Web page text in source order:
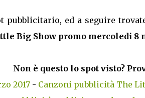
pubblicitario, ed a seguire
Big Show promo mercoledi 8
Non è questo lo spot visto?
2017 - Canzoni pubblicità The